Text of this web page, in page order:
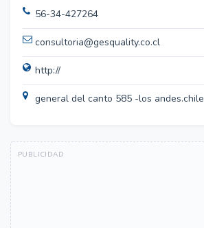
56-34-427264
consultoria@gesquality.co.cl
http://
general del canto 585 -los andes.chile